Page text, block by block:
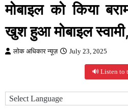
मोबाइल को किया
खुश हुआ मोबाइल
लोक अधिकार न्यूज़ July 23, 2025
🔊 Listen to